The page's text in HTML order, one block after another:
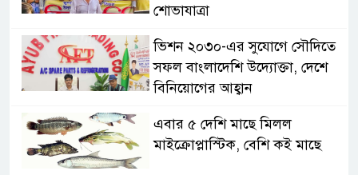
শোভাযাত্রা
ভিশন ২০৩০-এর সুযোগে সৌদিতে
সফল বাংলাদেশি উদ্যোক্তা, দেশে
বিনিয়োগের আহ্বান
এবার ৫ দেশি মাছে মিলল
মাইক্রোপ্লাস্টিক, বেশি কই মাছে